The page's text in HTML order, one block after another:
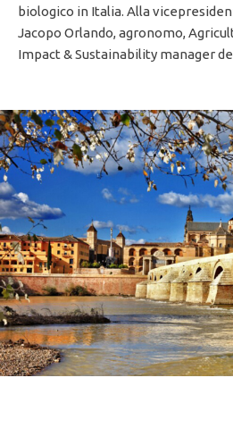
biologico in Italia. Alla
Jacopo Orlando, agronomo,
Impact & Sustainability manager